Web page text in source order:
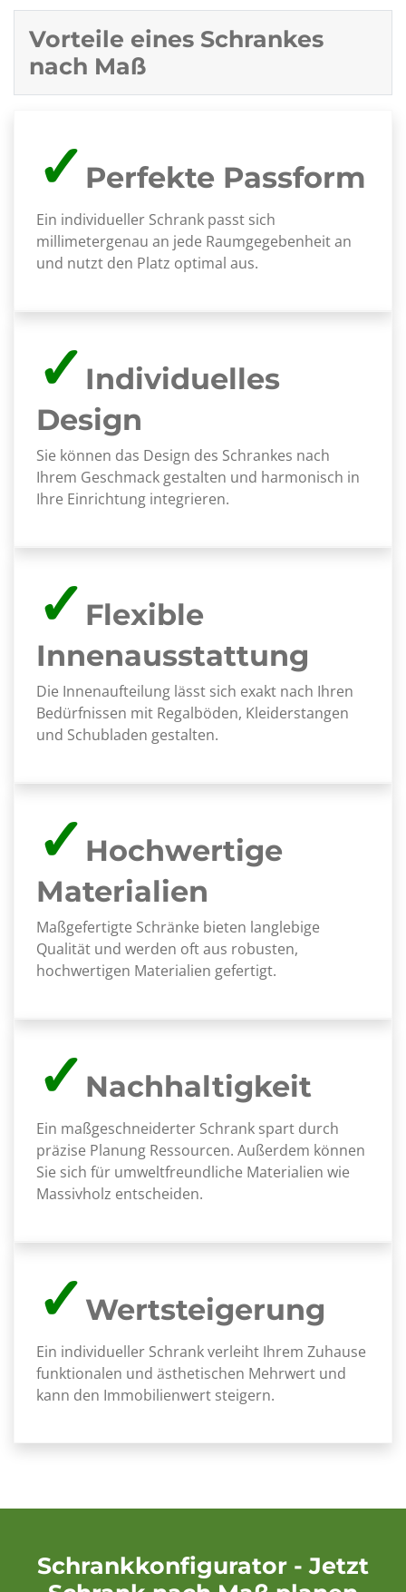
Vorteile eines Schrankes
nach Maß
✓ Perfekte Passform
Ein individueller Schrank passt sich
millimetergenau an jede Raumgegebenheit an
und nutzt den Platz optimal aus.
✓ Individuelles
Design
Sie können das Design des Schrankes nach
Ihrem Geschmack gestalten und harmonisch in
Ihre Einrichtung integrieren.
✓ Flexible
Innenausstattung
Die Innenaufteilung lässt sich exakt nach Ihren
Bedürfnissen mit Regalböden, Kleiderstangen
und Schubladen gestalten.
✓ Hochwertige
Materialien
Maßgefertigte Schränke bieten langlebige
Qualität und werden oft aus robusten,
hochwertigen Materialien gefertigt.
✓ Nachhaltigkeit
Ein maßgeschneiderter Schrank spart durch
präzise Planung Ressourcen. Außerdem können
Sie sich für umweltfreundliche Materialien wie
Massivholz entscheiden.
✓ Wertsteigerung
Ein individueller Schrank verleiht Ihrem Zuhause
funktionalen und ästhetischen Mehrwert und
kann den Immobilienwert steigern.
Schrankkonfigurator - Jetzt